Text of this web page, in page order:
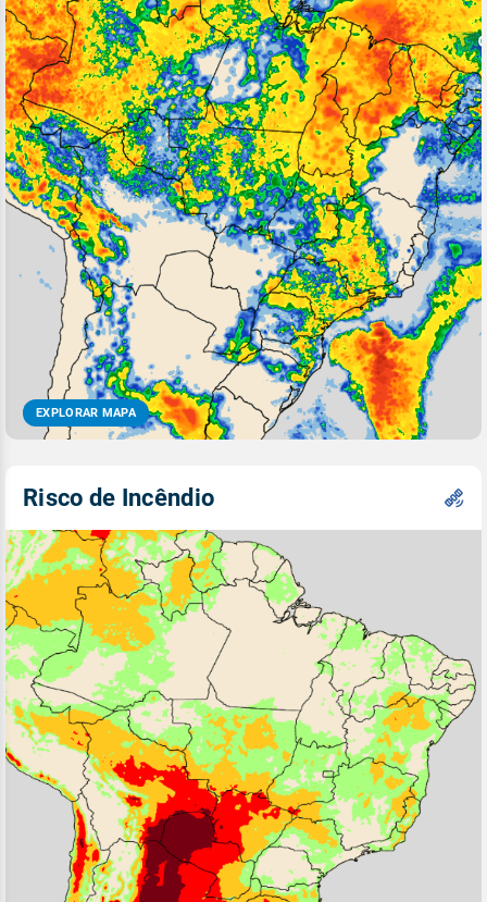
EXPLORAR MAPA
Risco de Incêndio